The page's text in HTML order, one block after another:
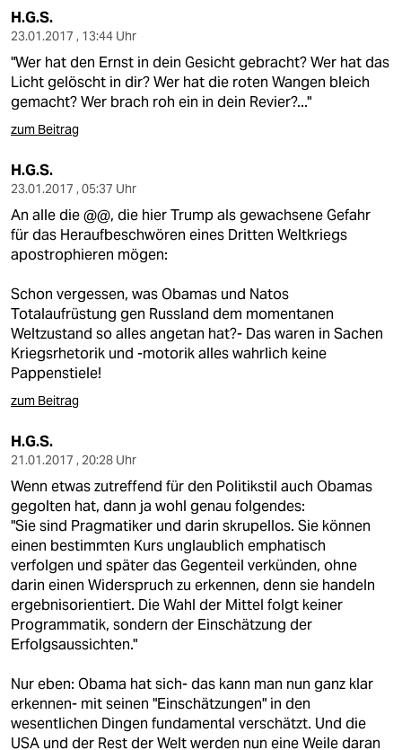
H.G.S.
23.01.2017 , 13:44 Uhr
"Wer hat den Ernst in dein Gesicht gebracht? Wer hat das
Licht gelöscht in dir? Wer hat die roten Wangen bleich
gemacht? Wer brach roh ein in dein Revier?..."
zum Beitrag
H.G.S.
23.01.2017 , 05:37 Uhr
An alle die @@, die hier Trump als gewachsene Gefahr
für das Heraufbeschwören eines Dritten Weltkriegs
apostrophieren mögen:
Schon vergessen, was Obamas und Natos
Totalaufrüstung gen Russland dem momentanen
Weltzustand so alles angetan hat?- Das waren in Sachen
Kriegsrhetorik und -motorik alles wahrlich keine
Pappenstiele!
zum Beitrag
H.G.S.
21.01.2017 , 20:28 Uhr
Wenn etwas zutreffend für den Politikstil auch Obamas
gegolten hat, dann ja wohl genau folgendes:
"Sie sind Pragmatiker und darin skrupellos. Sie können
einen bestimmten Kurs unglaublich emphatisch
verfolgen und später das Gegenteil verkünden, ohne
darin einen Widerspruch zu erkennen, denn sie handeln
ergebnisorientiert. Die Wahl der Mittel folgt keiner
Programmatik, sondern der Einschätzung der
Erfolgsaussichten."
Nur eben: Obama hat sich- das kann man nun ganz klar
erkennen- mit seinen "Einschätzungen" in den
wesentlichen Dingen fundamental verschätzt. Und die
USA und der Rest der Welt werden nun eine Weile daran